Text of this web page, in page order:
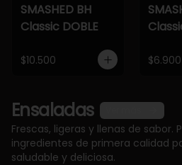
SMASHED BH
Classic DOBLE
$10.500 $6.900
Ensaladas
Frescas, ligeras y llenas de sabor.
ingredientes de primera calidad
saludable y deliciosa.